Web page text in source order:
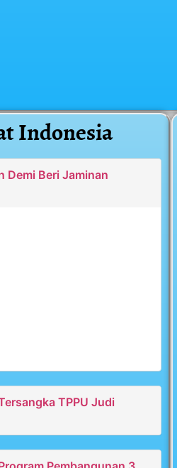
Indonesia
Demi Beri Jaminan
TPPU Judi